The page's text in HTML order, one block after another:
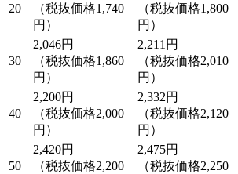
20
（税抜価格1,740
円）
（税抜価格1,800
円）
30
2,046円
（税抜価格1,860
円）
2,211円
（税抜価格2,010
円）
40
2,200円
（税抜価格2,000
円）
2,332円
（税抜価格2,120
円）
50
2,420円
（税抜価格2,200
2,475円
（税抜価格2,250